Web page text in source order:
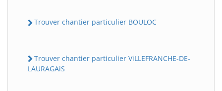
Trouver chantier particulier BOULOC
Trouver chantier particulier ViLLEFRANCHE-DE-
LAURAGAiS